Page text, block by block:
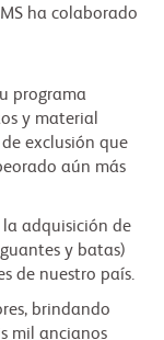
ha colaborado
programa
y material
exclusión que
aún más
adquisición de
y batas)
de nuestro país.
brindando
mil ancianos